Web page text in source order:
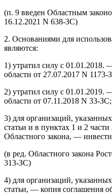
(п. 9 введен Областным
16.12.2021 N 638-ЗС)
2. Основаниями для
являются:
1) утратил силу с 01.01.2018.
области от 27.07.2017 N 1173-
2) утратил силу с 01.01.2019.
области от 07.11.2018 N 33-ЗС;
3) для организаций,
статьи и в пунктах 1 и 2
Областного закона, —
(в ред. Областного закона
313-ЗС)
4) для организаций,
статьи, — копия соглашения